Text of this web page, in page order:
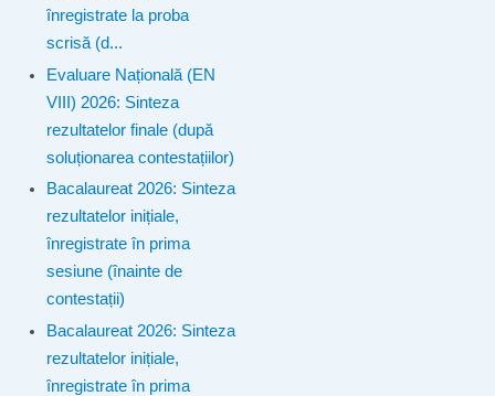
înregistrate la proba
scrisă (d...
Evaluare Națională (EN
VIII) 2026: Sinteza
rezultatelor finale (după
soluționarea contestațiilor)
Bacalaureat 2026: Sinteza
rezultatelor inițiale,
înregistrate în prima
sesiune (înainte de
contestații)
Bacalaureat 2026: Sinteza
rezultatelor inițiale,
înregistrate în prima